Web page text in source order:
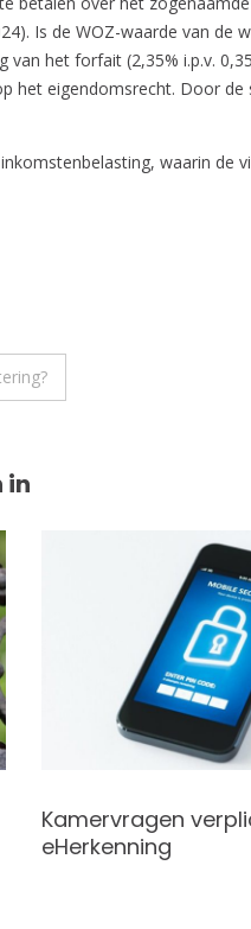
Is de WOZ-waarde van
van het forfait (2,35% i.p.v.
eigendomsrecht. Door
waarin de
in
Kamervragen
eHerkenning